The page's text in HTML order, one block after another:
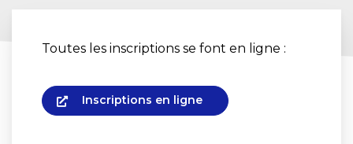
Toutes les inscriptions se font en ligne :
Inscriptions en ligne